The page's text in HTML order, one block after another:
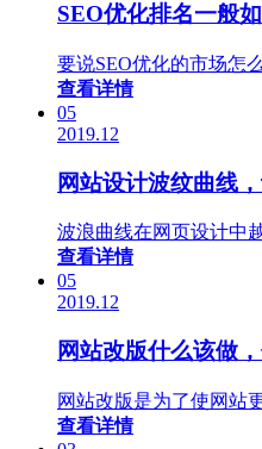
SEO优化排名一般
要说SEO优化的市场怎
查看详情
05
2019.12
网站设计波纹曲线
波浪曲线在网页设计中
查看详情
05
2019.12
网站改版什么该做
网站改版是为了使网站
查看详情